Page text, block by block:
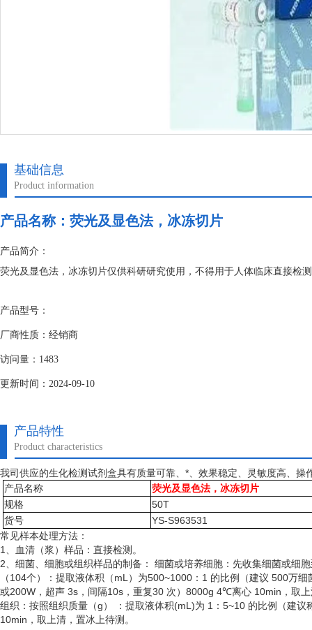
基础信息
Product information
产品名称： 荧光及显色法，冰冻切片
产品简介：
荧光及显色法，冰冻切片仅供科研研究使用，不得用于人体临床直接检
产品型号：
厂商性质：经销商
访问量：1483
更新时间：2024-09-10
产品特性
Product characteristics
我司供应的生化检测试剂盒具有质量可靠、*、效果稳定、灵敏度高、操
产品名称
荧光及显色法，冰冻切片
规格
50T
货号
YS-S963531
常见样本处理方法：
1、血清（浆）样品：直接检测。
2、细菌、细胞或组织样品的制备： 细菌或培养细胞：先收集细菌或细
（104个）：提取液体积（mL）为500~1000：1 的比例（建议 500万
或200W，超声 3s，间隔10s，重复30 次）8000g 4℃离心 10min，取
组织：按照组织质量（g） ：提取液体积(mL)为 1：5~10 的比例（建
10min，取上清，置冰上待测。